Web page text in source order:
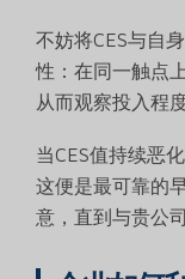
不妨将CES与自
性：在同一触点
从而观察投入程
当CES值持续恶
这便是最可靠的
意，直到与贵公